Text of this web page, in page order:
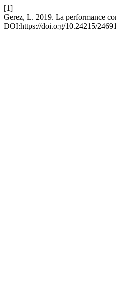
[1]
Gerez, L. 2019. La performance
DOI:https://doi.org/10.24215/